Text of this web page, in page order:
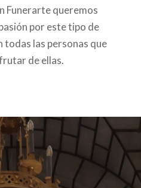
Funerarte queremos
por este tipo de
todas las personas que
de ellas.